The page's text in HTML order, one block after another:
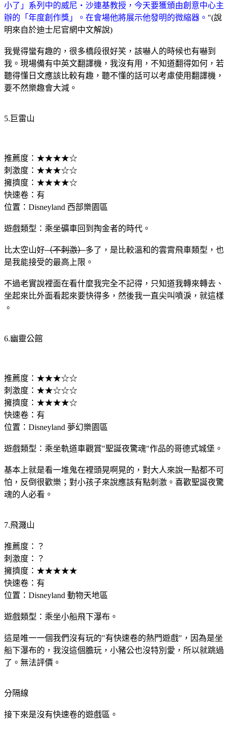
小了」系列中的威尼‧沙連基教授，今天要獲頒由創意中心主
辦的「年度創作獎」。在會場他將展示他發明的微縮器。 "(說
明來自於迪士尼官網中文解說)
我覺得蠻有趣的，很多橋段很好笑，該嚇人的時候也有嚇到
我。現場備有中英文翻譯機，我沒有用，不知道翻得如何，若
聽得懂日文應該比較有趣，聽不懂的話可以考慮使用翻譯機，
要不然樂趣會大減。
5.巨雷山
推薦度：★★★★☆
刺激度：★★★☆☆
擁擠度：★★★★☆
快速卷：有
位置：Disneyland 西部樂園區
遊戲類型：乘坐礦車回到掏金者的時代。
比太空山好（不刺激）多了，是比較溫和的雲霄飛車類型，也
是我能接受的最高上限。
不過老實說裡面在看什麼我完全不記得，只知道我轉來轉去、
坐起來比外面看起來要快得多，然後我一直尖叫噴淚，就這樣
。
6.幽靈公館
推薦度：★★★☆☆
刺激度：★★☆☆☆
擁擠度：★★★★☆
快速卷：有
位置：Disneyland 夢幻樂園區
遊戲類型：乘坐軌道車觀賞"聖誕夜驚魂"作品的哥德式城堡。
基本上就是看一堆鬼在裡頭晃啊晃的，對大人來說一點都不可
怕，反倒很歡樂；對小孩子來說應該有點刺激。喜歡聖誕夜驚
魂的人必看。
7.飛濺山
推薦度：？
刺激度：？
擁擠度：★★★★★
快速卷：有
位置：Disneyland 動物天地區
遊戲類型：乘坐小船飛下瀑布。
這是唯一一個我們沒有玩的"有快速卷的熱門遊戲"，因為是坐
船下瀑布的，我沒這個膽玩，小豬公也沒特別愛，所以就跳過
了。無法評價。
分隔線
接下來是沒有快速卷的遊戲區。